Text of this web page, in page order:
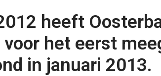
heeft
het eerst
in januari 2013.